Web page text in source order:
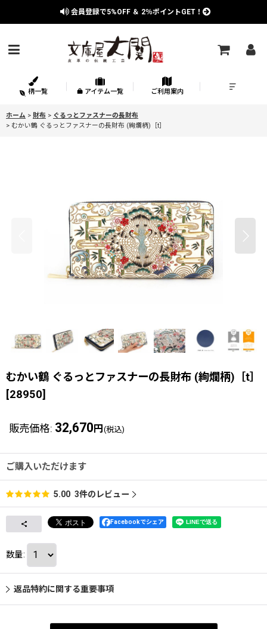
会員登録で5%OFF ＆ 2％ポイントGET！
柄一覧 アイテム一覧 ご利用案内
ホーム > 財布 > ぐるっとファスナーの長財布
> むかい鶴 ぐるっとファスナーの長財布 (絢爛柄)［t］
むかい鶴 ぐるっとファスナーの長財布 (絢爛柄)［t］
[28950]
販売価格: 32,670 円 (税込)
ご購入いただけます
5.00 3件のレビュー
Facebookでシェア
数量:
返品特約に関する重要事項